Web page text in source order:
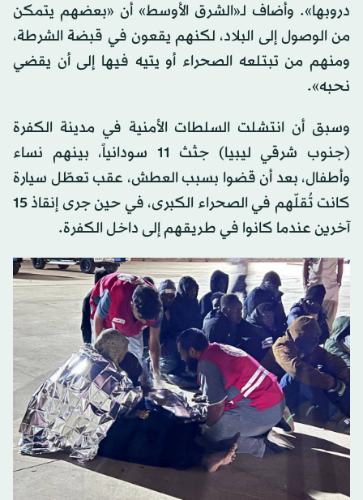
دروبها». وأضاف لـ«الشرق الأوسط» أن «بعضهم يتمكن
من الوصول إلى البلاد، لكنهم يقعون في قبضة الشرطة،
ومنهم من تبتلعه الصحراء أو يتيه فيها إلى أن يقضي
نحبه».
وسبق أن انتشلت السلطات الأمنية في مدينة الكفرة
(جنوب شرقي ليبيا) جثث 11 سودانياً، بينهم نساء
وأطفال، بعد أن قضوا بسبب العطش، عقب تعطّل سيارة
كانت تُقلّهم في الصحراء الكبرى، في حين جرى إنقاذ 15
آخرين عندما كانوا في طريقهم إلى داخل الكفرة.